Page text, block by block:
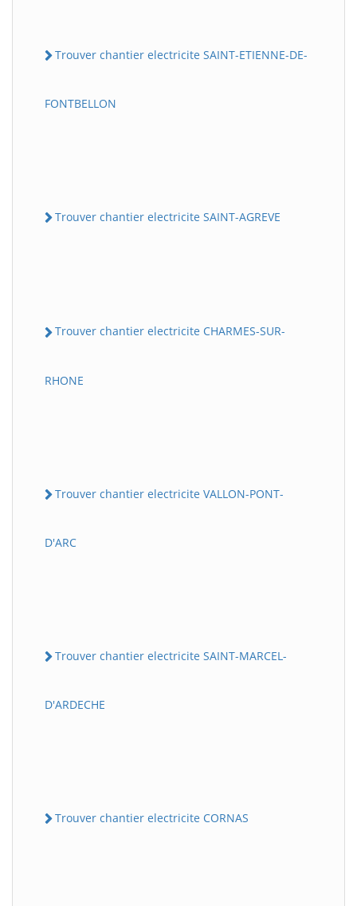
Trouver chantier electricite SAINT-ETIENNE-DE-
FONTBELLON
Trouver chantier electricite SAINT-AGREVE
Trouver chantier electricite CHARMES-SUR-
RHONE
Trouver chantier electricite VALLON-PONT-
D'ARC
Trouver chantier electricite SAINT-MARCEL-
D'ARDECHE
Trouver chantier electricite CORNAS